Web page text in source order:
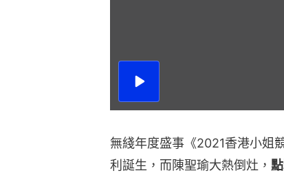
播
無綫年度盛事《2021香港小姐
利誕生，而陳聖瑜大熱倒灶，